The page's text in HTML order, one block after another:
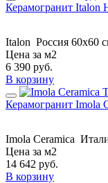
Керамогранит
Italon Россия 60x60
Цена за м2
6 390 руб.
В корзину
Керамогранит Imola
Imola Ceramica
Цена за м2
14 642 руб.
В корзину